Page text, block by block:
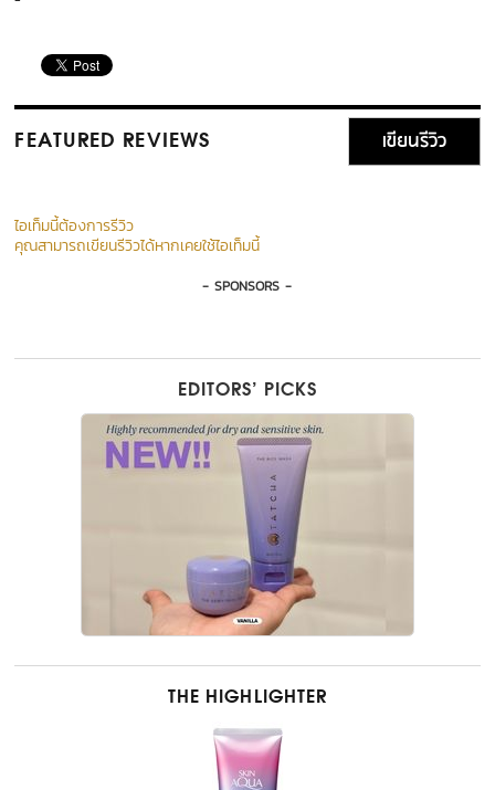
FEATURED REVIEWS เขียนรีวิว
ไอเท็มนี้ต้องการรีวิว
คุณสามารถเขียนรีวิวได้หากเคยใช้ไอเท็มนี้
- SPONSORS -
EDITORS’ PICKS
THE HIGHLIGHTER